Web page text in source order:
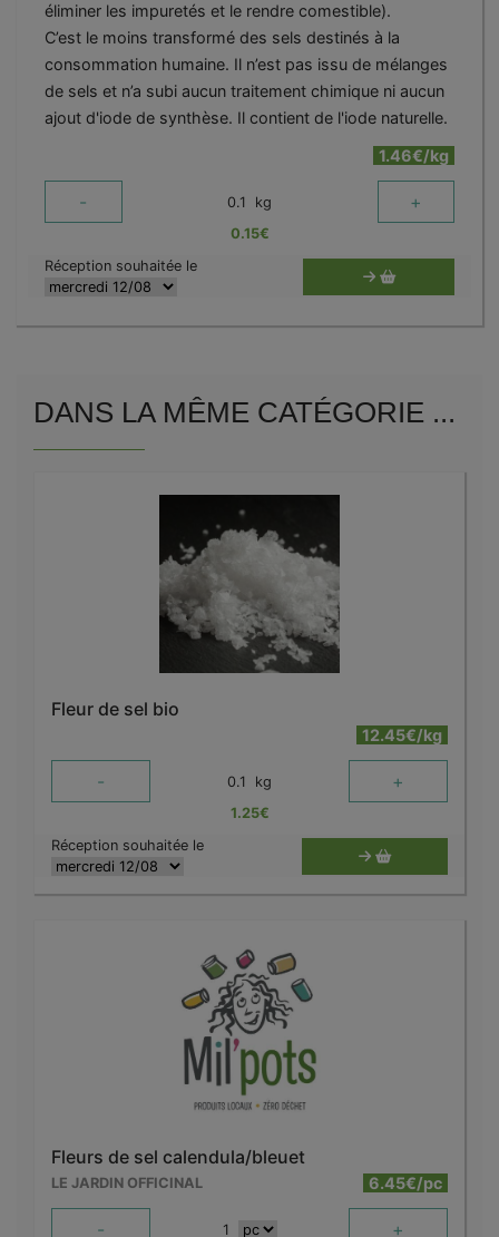
éliminer les impuretés et le rendre comestible).
C’est le moins transformé des sels destinés à la
consommation humaine. Il n’est pas issu de mélanges
de sels et n’a subi aucun traitement chimique ni aucun
ajout d'iode de synthèse. Il contient de l'iode naturelle.
1.46€/kg
- 0.1 kg +
0.15€
Réception souhaitée le
DANS LA MÊME CATÉGORIE ...
Fleur de sel bio
12.45€/kg
- 0.1 kg +
1.25€
Réception souhaitée le
Fleurs de sel calendula/bleuet
LE JARDIN OFFICINAL 6.45€/pc
- 1 +